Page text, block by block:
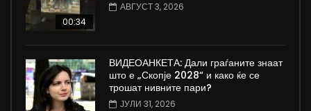
00:34
АВГУСТ 3, 2026
ВИДЕОАНКЕТА: Дали граѓаните знаат
што е „Скопје 2028“ и како ќе се
трошат нивните пари?
ЈУЛИ 31, 2026